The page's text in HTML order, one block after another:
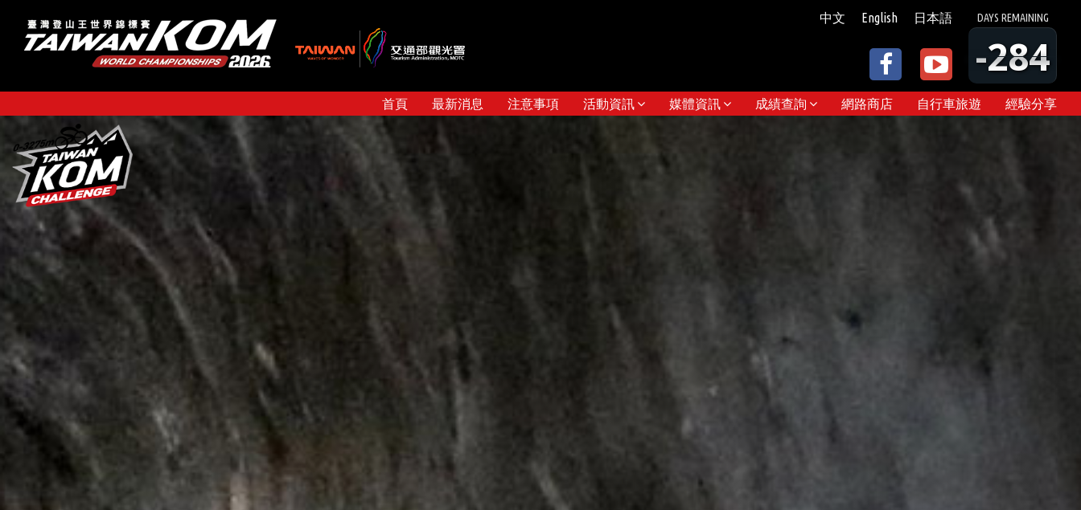
DAYS REMAINING
-284
中文 English 日本語
首頁 最新消息 注意事項 活動資訊 媒體資訊 成績查詢 網路商店 自行車旅遊 經驗分享